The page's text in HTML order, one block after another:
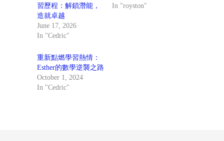
習歷程：解鎖潛能，
造就卓越
June 17, 2026
In "Cedric"
In "royston"
重新點燃學習熱情：
Esther的數學逆襲之路
October 1, 2024
In "Cedric"